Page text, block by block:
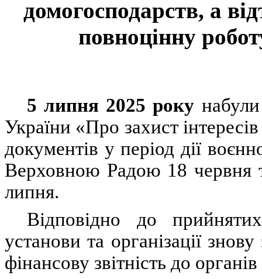
домогосподарств, а
повноцінну
5 липня 2025 року
України «Про захист
документів у період дії
Верховною Радою 18 червня
липня.
Відповідно до
установи та організації
фінансову звітність до